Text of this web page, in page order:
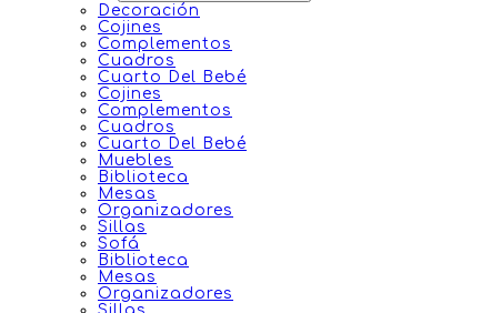
Decoración
Cojines
Complementos
Cuadros
Cuarto Del Bebé
Cojines
Complementos
Cuadros
Cuarto Del Bebé
Muebles
Biblioteca
Mesas
Organizadores
Sillas
Sofá
Biblioteca
Mesas
Organizadores